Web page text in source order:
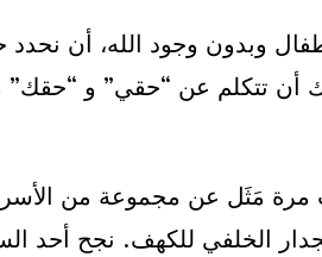
وبدون وجود الله، أن
أن تتكلم عن “حقي” و
مَثَل عن مجموعة من
الجدار الخلفي للكهف. نجح